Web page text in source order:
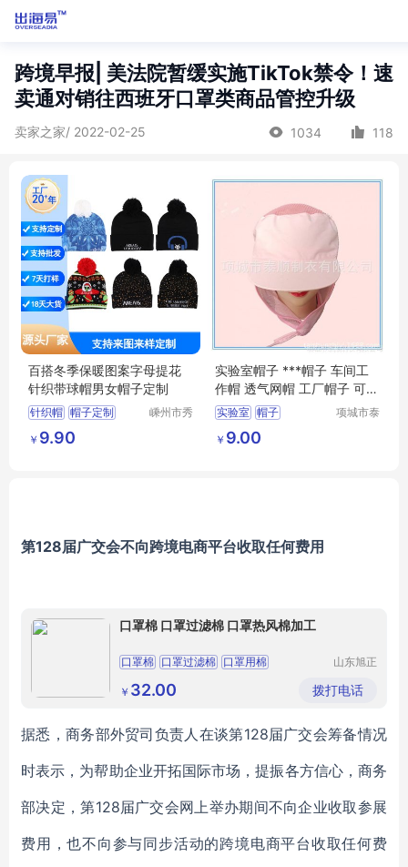
跨境早报| 美法院暂缓实施TikTok禁令！速
卖通对销往西班牙口罩类商品管控升级
卖家之家/ 2022-02-25 1034 118
百搭冬季保暖图案字母提花
针织带球帽男女帽子定制
针织帽 帽子定制
腈纶氨纶帽子
带球帽子
嵊州市秀
￥ 9.90
实验室帽子 ***帽子 车间工
作帽 透气网帽 工厂帽子 可定
制
实验室 帽子
项城市泰
￥ 9.00
第128届广交会不向跨境电商平台收取任何费用
口罩棉 口罩过滤棉 口罩热风棉加工
口罩棉 口罩过滤棉 口罩用棉
山东旭正
公司
￥ 32.00 拨打电话
据悉，商务部外贸司负责人在谈第128届广交会筹备情况
时表示，为帮助企业开拓国际市场，提振各方信心，商务
部决定，第128届广交会网上举办期间不向企业收取参展
费用，也不向参与同步活动的跨境电商平台收取任何费